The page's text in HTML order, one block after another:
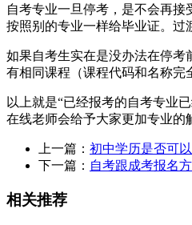
自考专业一旦停考，是不会再
按照别的专业一样给毕业证。过
如果自考生实在是没办法在停考
有相同课程（课程代码和名称完
以上就是“已经报考的自考专业
在线老师会给予大家更加专业的
上一篇： 初中学历是否可
下一篇： 自考跟成考报名
相关推荐